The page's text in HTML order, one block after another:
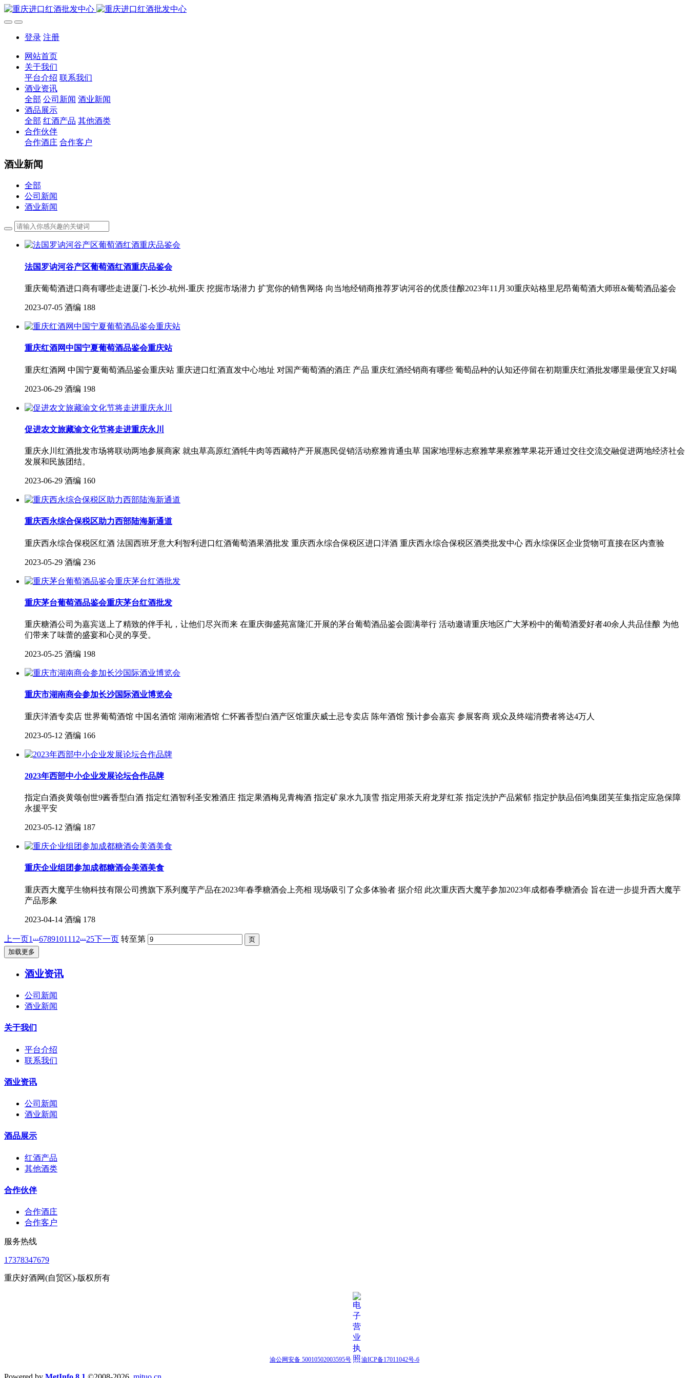
登录 注册
网站首页
关于我们
平台介绍 联系我们
酒业资讯
全部 公司新闻 酒业新闻
酒品展示
全部 红酒产品 其他酒类
合作伙伴
合作酒庄 合作客户
酒业新闻
全部
公司新闻
酒业新闻
法国罗讷河谷产区葡萄酒红酒重庆品鉴会
重庆葡萄酒进口商有哪些走进厦门-长沙-杭州-重庆 挖掘市场潜力 扩宽你的销售网络 向当地经销商推荐罗讷河谷的优质佳酿2023年11月30重庆站格里尼昂葡萄酒大师班&葡萄酒品鉴会
2023-07-05 酒编 188
重庆红酒网中国宁夏葡萄酒品鉴会重庆站
重庆红酒网 中国宁夏葡萄酒品鉴会重庆站 重庆进口红酒直发中心地址 对国产葡萄酒的酒庄 产品 重庆红酒经销商有哪些 葡萄品种的认知还停留在初期重庆红酒批发哪里最便宜又好喝
2023-06-29 酒编 198
促进农文旅藏渝文化节将走进重庆永川
重庆永川红酒批发市场将联动两地参展商家 就虫草高原红酒牦牛肉等西藏特产开展惠民促销活动察雅肯通虫草 国家地理标志察雅苹果察雅苹果花开通过交往交流交融促进两地经济社会
发展和民族团结。
2023-06-29 酒编 160
重庆西永综合保税区助力西部陆海新通道
重庆西永综合保税区红酒 法国西班牙意大利智利进口红酒葡萄酒果酒批发 重庆西永综合保税区进口洋酒 重庆西永综合保税区酒类批发中心 西永综保区企业货物可直接在区内查验
2023-05-29 酒编 236
重庆茅台葡萄酒品鉴会重庆茅台红酒批发
重庆糖酒公司为嘉宾送上了精致的伴手礼，让他们尽兴而来 在重庆御盛苑富隆汇开展的茅台葡萄酒品鉴会圆满举行 活动邀请重庆地区广大茅粉中的葡萄酒爱好者40余人共品佳酿 为他
们带来了味蕾的盛宴和心灵的享受。
2023-05-25 酒编 198
重庆市湖南商会参加长沙国际酒业博览会
重庆洋酒专卖店 世界葡萄酒馆 中国名酒馆 湖南湘酒馆 仁怀酱香型白酒产区馆重庆威士忌专卖店 陈年酒馆 预计参会嘉宾 参展客商 观众及终端消费者将达4万人
2023-05-12 酒编 166
2023年西部中小企业发展论坛合作品牌
指定白酒炎黄颂创世9酱香型白酒 指定红酒智利圣安雅酒庄 指定果酒梅见青梅酒 指定矿泉水九顶雪 指定用茶天府龙芽红茶 指定洗护产品紫郁 指定护肤品佰鸿集团芙苼集指定应急保障
永援平安
2023-05-12 酒编 187
重庆企业组团参加成都糖酒会美酒美食
重庆西大魔芋生物科技有限公司携旗下系列魔芋产品在2023年春季糖酒会上亮相 现场吸引了众多体验者 据介绍 此次重庆西大魔芋参加2023年成都春季糖酒会 旨在进一步提升西大魔芋
产品形象
2023-04-14 酒编 178
上一页1...67891011 12...25下一页 转至第
加载更多
酒业资讯
公司新闻
酒业新闻
关于我们
平台介绍
联系我们
酒业资讯
公司新闻
酒业新闻
酒品展示
红酒产品
其他酒类
合作伙伴
合作酒庄
合作客户
服务热线
17378347679
重庆好酒网(自贸区)-版权所有
渝公网安备 50010502003595号 渝ICP备17011042号-6